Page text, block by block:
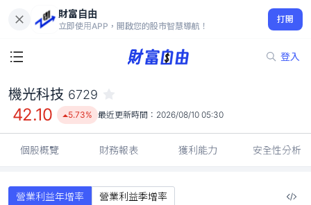
財富自由
立即使用APP，開啟您的股市智慧導航！
打開
登入
42.10
5.73%
機光科技 6729
42.10 5.73% 最近更新時間： 2026/08/10 05:30
個股概覽 財務報表 獲利能力 安全性分析
營業利益年增率 營業利益季增率